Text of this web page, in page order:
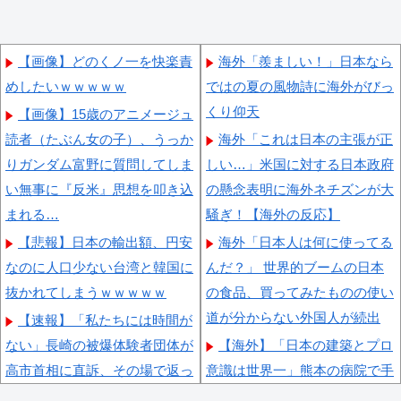
【画像】どのくノ一を快楽責
めしたいｗｗｗｗｗ
【画像】15歳のアニメージュ
読者（たぶん女の子）、うっか
りガンダム富野に質問してしま
い無事に『反米』思想を叩き込
まれる…
【悲報】日本の輸出額、円安
なのに人口少ない台湾と韓国に
抜かれてしまうｗｗｗｗｗ
【速報】「私たちには時間が
ない」長崎の被爆体験者団体が
高市首相に直訴、その場で返っ
海外「羨ましい！」日本なら
ではの夏の風物詩に海外がびっ
くり仰天
海外「これは日本の主張が正
しい…」米国に対する日本政府
の懸念表明に海外ネチズンが大
騒ぎ！【海外の反応】
海外「日本人は何に使ってる
んだ？」 世界的ブームの日本
の食品、買ってみたものの使い
道が分からない外国人が続出
【海外】「日本の建築とプロ
意識は世界一」熊本の病院で手